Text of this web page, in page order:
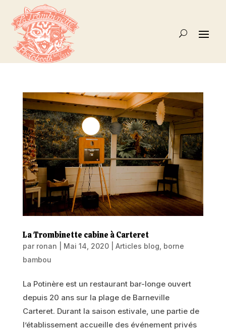
La Trombinette cabine à Carteret
par ronan Mai 14, 2020| Articles blog borne
bambou
La Potinère est un restaurant bar-longe ouvert
depuis 20 ans sur la plage de Barneville
Carteret. Durant la saison estivale, une partie de
l’établissement accueille des événement privés